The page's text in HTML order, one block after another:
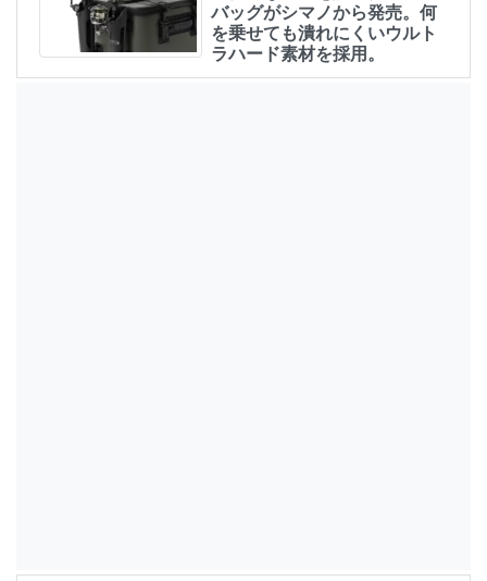
バッグがシマノから発売。何
を乗せても潰れにくいウルト
ラハード素材を採用。